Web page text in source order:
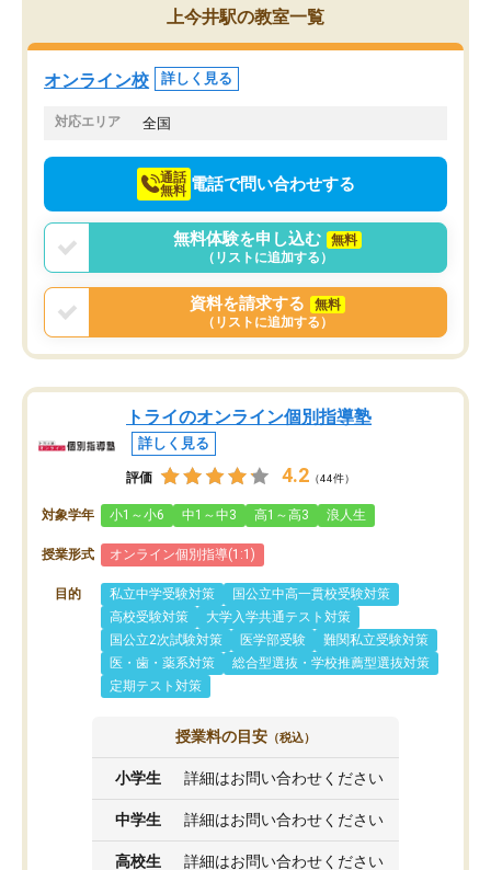
PR等の添削において）。そして、なに
より自習室が解放されている点がよか
ったです。友達と好きな時間に自習
し、お互いを高めあえる環境がありま
けてらっしゃいますので
上今井駅の教室一覧
オンライン校 詳しく見る
対応エリア 全国
通話
無料 電話で問い合わせする
無料体験を申し込む
無料
（リストに追加する）
資料を請求する
無料
（リストに追加する）
トライのオンライン個別指導塾
詳しく見る
評価 4.2 （44件）
対象学年 小1～小6 中1～中3 高1～高3 浪人生
授業形式 オンライン個別指導(1:1)
目的 私立中学受験対策
国公立中高一貫校受験対策
高校受験対策
大学入学共通テスト対策
国公立2次試験対策
医学部受験
難関私立受験対策
医・歯・薬系対策
総合型選抜・学校推薦型選抜対策
定期テスト対策
授業料の目安 （税込）
小学生 詳細はお問い合わせください
中学生 詳細はお問い合わせください
高校生 詳細はお問い合わせください